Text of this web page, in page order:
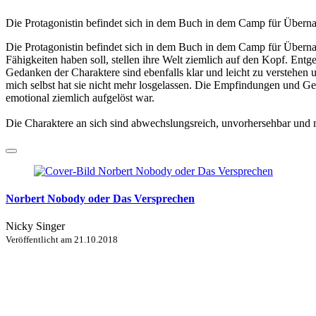
Die Protagonistin befindet sich in dem Buch in dem Camp für
Die Protagonistin befindet sich in dem Buch in dem Camp für
Fähigkeiten haben soll, stellen ihre Welt ziemlich auf den Kopf.
Gedanken der Charaktere sind ebenfalls klar und leicht zu
mich selbst hat sie nicht mehr losgelassen. Die Empfindungen und
emotional ziemlich aufgelöst war.
Die Charaktere an sich sind abwechslungsreich, unvorhersehbar
Norbert Nobody oder Das Versprechen
Nicky Singer
Veröffentlicht am 21.10.2018